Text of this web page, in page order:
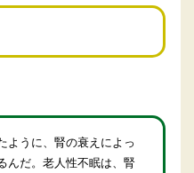
ように、腎の衰えによっ
んだ。老人性不眠は、腎